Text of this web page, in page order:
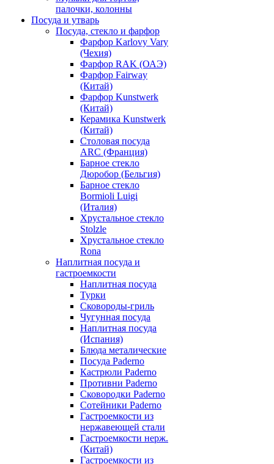
палочки, колонны
Посуда и утварь
Посуда, стекло и фарфор
Фарфор Karlovy Vary
(Чехия)
Фарфор RAK (ОАЭ)
Фарфор Fairway
(Китай)
Фарфор Kunstwerk
(Китай)
Керамика Kunstwerk
(Китай)
Столовая посуда
ARC (Франция)
Барное стекло
Дюробор (Бельгия)
Барное стекло
Bormioli Luigi
(Италия)
Хрустальное стекло
Stolzle
Хрустальное стекло
Rona
Наплитная посуда и
гастроемкости
Наплитная посуда
Турки
Сковороды-гриль
Чугунная посуда
Наплитная посуда
(Испания)
Блюда металические
Посуда Paderno
Кастрюли Paderno
Противни Paderno
Сковородки Paderno
Сотейники Paderno
Гастроемкости из
нержавеющей стали
Гастроемкости нерж.
(Китай)
Гастроемкости из